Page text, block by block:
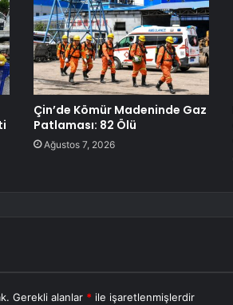
Çin’de Kömür Madeninde Gaz
Patlaması: 82 Ölü
Ağustos 7, 2026
Gerekli alanlar * ile işaretlenmişlerdir